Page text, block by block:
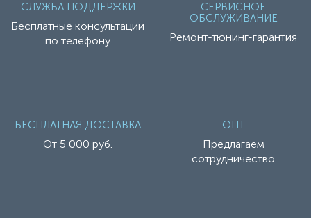
СЛУЖБА ПОДДЕРЖКИ
Бесплатные консультации
по телефону
СЕРВИСНОЕ
ОБСЛУЖИВАНИЕ
Ремонт-тюнинг-гарантия
БЕСПЛАТНАЯ ДОСТАВКА
От 5 000 руб.
ОПТ
Предлагаем
сотрудничество